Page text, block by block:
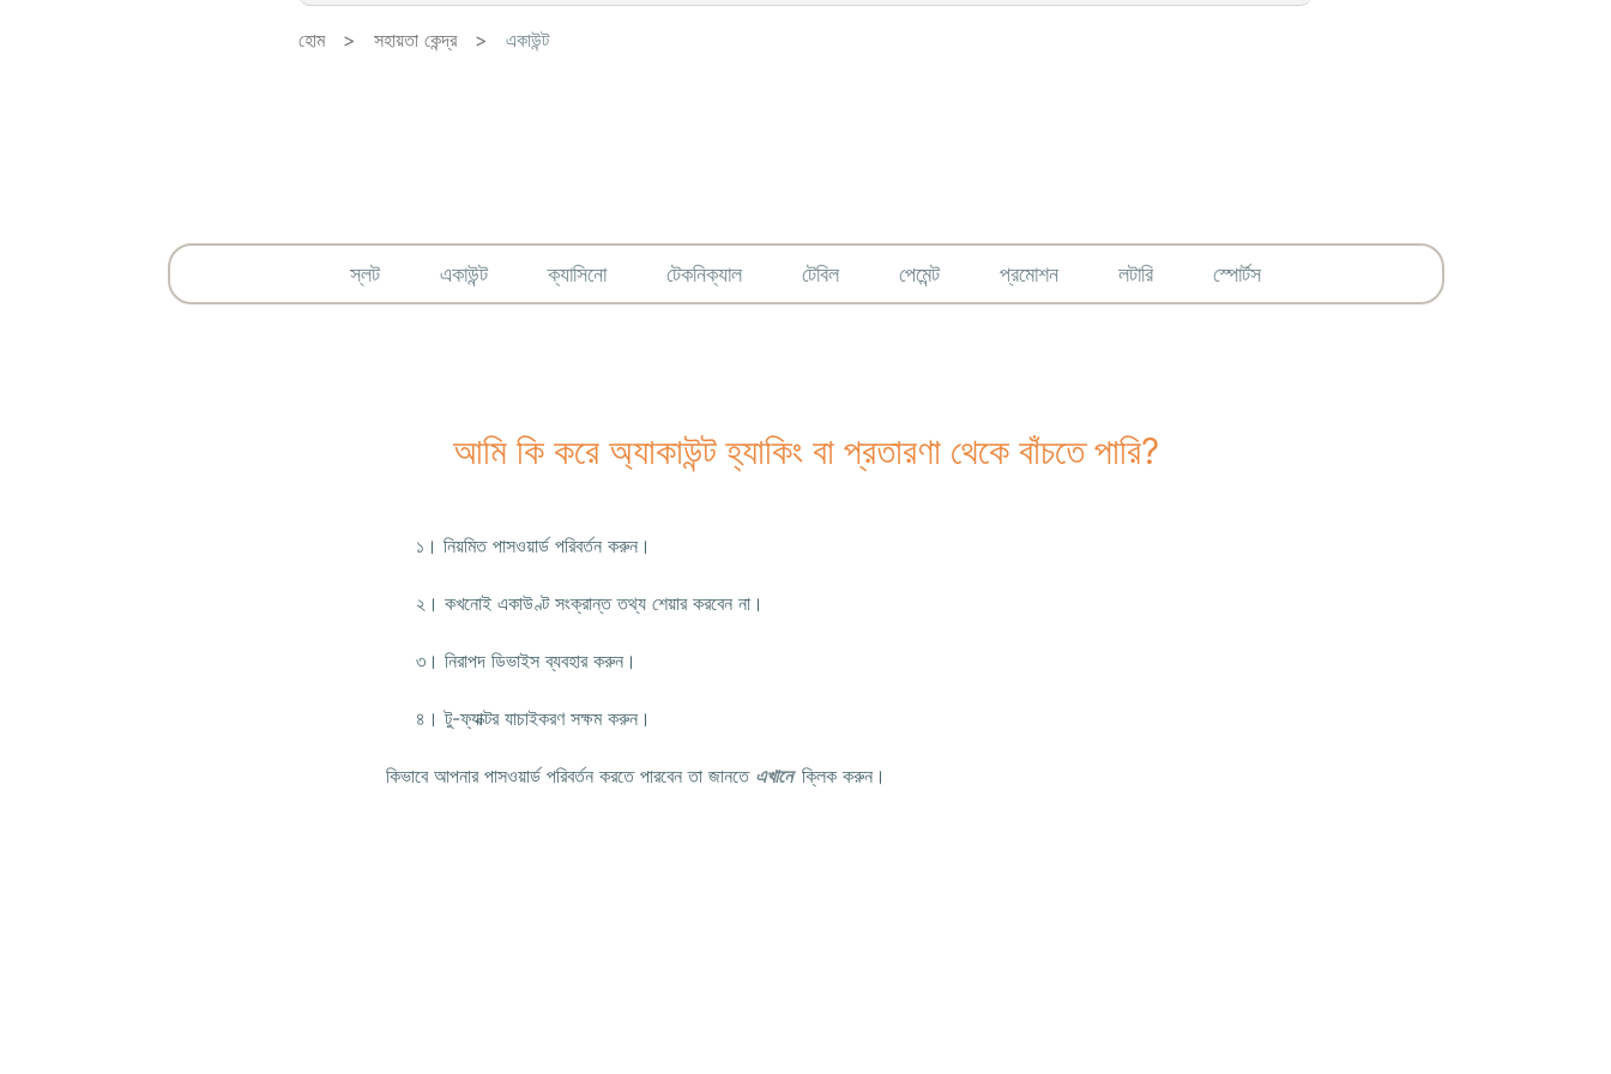
হোম > সহায়তা কেন্দ্র > একাউন্ট
স্লট একাউন্ট ক্যাসিনো টেকনিক্যাল টেবিল পেমেন্ট প্রমোশন লটারি স্পোর্টস
আমি কি করে অ্যাকাউন্ট হ্যাকিং বা প্রতারণা থেকে বাঁচতে পারি?
১। নিয়মিত পাসওয়ার্ড পরিবর্তন করুন।
২। কখনোই একাউণ্ট সংক্রান্ত তথ্য শেয়ার করবেন না।
৩। নিরাপদ ডিভাইস ব্যবহার করুন।
৪। টু-ফ্যাক্টর যাচাইকরণ সক্ষম করুন।
কিভাবে আপনার পাসওয়ার্ড পরিবর্তন করতে পারবেন তা জানতে এখানে ক্লিক করুন।